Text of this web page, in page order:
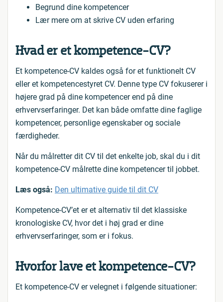
Begrund dine kompetencer
Lær mere om at skrive CV uden erfaring
Hvad er et kompetence-CV?
Et kompetence-CV kaldes også for et funktionelt CV
eller et kompetencestyret CV. Denne type CV fokuserer i
højere grad på dine kompetencer end på dine
erhvervserfaringer. Det kan både omfatte dine faglige
kompetencer, personlige egenskaber og sociale
færdigheder.
Når du målretter dit CV til det enkelte job, skal du i dit
kompetence-CV målrette dine kompetencer til jobbet.
Læs også: Den ultimative guide til dit CV
Kompetence-CV’et er et alternativ til det klassiske
kronologiske CV, hvor det i høj grad er dine
erhvervserfaringer, som er i fokus.
Hvorfor lave et kompetence-CV?
Et kompetence-CV er velegnet i følgende situationer: